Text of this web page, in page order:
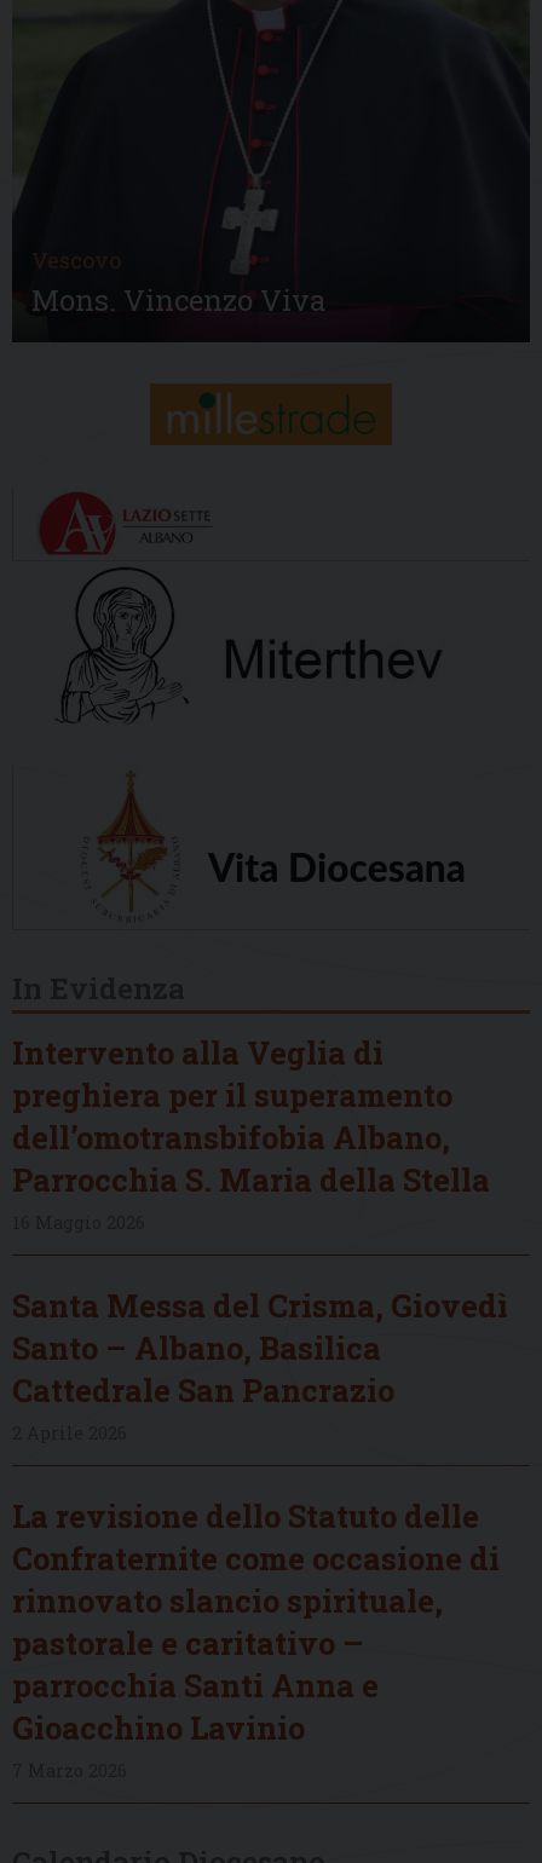
Vescovo
Mons. Vincenzo Viva
Intervento alla Veglia di
preghiera per il superamento
dell’omotransbifobia Albano,
Parrocchia S. Maria della Stella
Santa Messa del Crisma, Giovedì
Santo – Albano, Basilica
Cattedrale San Pancrazio
La revisione dello Statuto delle
Confraternite come occasione di
rinnovato slancio spirituale,
pastorale e caritativo –
parrocchia Santi Anna e
Gioacchino Lavinio